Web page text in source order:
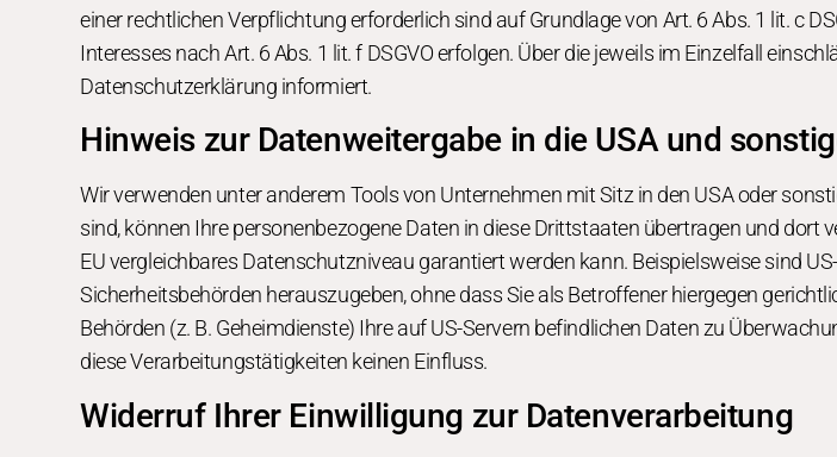
einer rechtlichen Verpflichtung erforderlich sind auf Grundlage von Art. 6 Abs. 1 lit. c
Interesses nach Art. 6 Abs. 1 lit. f DSGVO erfolgen. Über die jeweils im Einzelfall
Datenschutzerklärung informiert.
Hinweis zur Datenweitergabe in die USA und
Wir verwenden unter anderem Tools von Unternehmen mit Sitz in den USA oder
sind, können Ihre personenbezogene Daten in diese Drittstaaten übertragen und
EU vergleichbares Datenschutzniveau garantiert werden kann. Beispielsweise sind
Sicherheitsbehörden herauszugeben, ohne dass Sie als Betroffener hiergegen
Behörden (z. B. Geheimdienste) Ihre auf US-Servern befindlichen Daten zu
diese Verarbeitungstätigkeiten keinen Einfluss.
Widerruf Ihrer Einwilligung zur Datenverarbeitung